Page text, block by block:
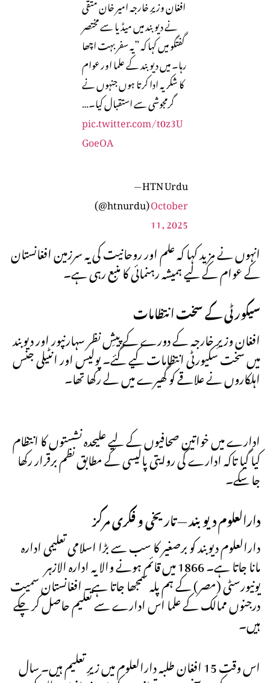
افغان وزیرِ خارجہ امیر خان متقی
نے دیوبند میں میڈیا سے مختصر
گفتگو میں کہا کہ ”یہ سفر بہت اچھا
رہا۔ میں دیوبند کے علما اور عوام
کا شکریہ ادا کرتا ہوں جنہوں نے
گرمجوشی سے استقبال کیا۔…
pic.twitter.com/t0z3U
GoeOA
— HTN Urdu
(@htnurdu)October
11, 2025
انہوں نے مزید کہا کہ علم اور روحانیت کی یہ سرزمین افغانستان
کے عوام کے لیے ہمیشہ رہنمائی کا منبع رہی ہے۔
سیکورٹی کے سخت انتظامات
افغان وزیرِ خارجہ کے دورے کے پیشِ نظر سہارنپور اور دیوبند
میں سخت سکیورٹی انتظامات کیے گئے۔ پولیس اور انٹیلی جنس
اہلکاروں نے علاقے کو گھیرے میں لے رکھا تھا۔
ادارے میں خواتین صحافیوں کے لیے علیحدہ نشستوں کا انتظام
کیا گیا تاکہ ادارے کی روایتی پالیسی کے مطابق نظم برقرار رکھا
جا سکے۔
دارالعلوم دیوبند — تاریخی و فکری مرکز
دارالعلوم دیوبند کو برصغیر کا سب سے بڑا اسلامی تعلیمی ادارہ
مانا جاتا ہے۔ 1866 میں قائم ہونے والا یہ ادارہ الازہر
یونیورسٹی (مصر) کے ہم پلہ سمجھا جاتا ہے۔ افغانستان سمیت
درجنوں ممالک کے علما اس ادارے سے تعلیم حاصل کر چکے
ہیں۔
اس وقت 15 افغان طلبہ دارالعلوم میں زیرِ تعلیم ہیں۔ سال